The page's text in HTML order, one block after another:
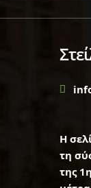
Η
τη
της